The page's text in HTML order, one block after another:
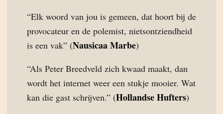
“Elk woord van jou is gemeen, dat hoort bij de
provocateur en de polemist, nietsontziendheid
is een vak” (Nausicaa Marbe)
“Als Peter Breedveld zich kwaad maakt, dan
wordt het internet weer een stukje mooier. Wat
kan die gast schrijven.” (Hollandse Hufters)